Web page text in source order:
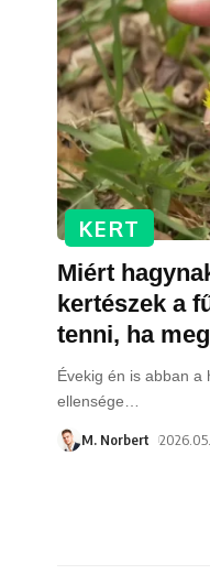
KERT
Miért
kertészek a
tenni, ha
Évekig én is abban a
ellensége
M. Norbert